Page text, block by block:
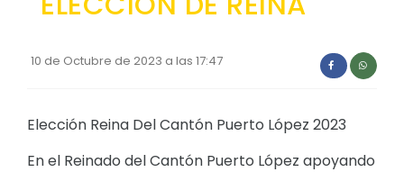
GESTIÓN ADMINISTRATIVA
Plan Operativo Anual - POA
Convenios Institucionales
10 de Octubre de 2023 a las 17:47
Elección Reina Del Cantón Puerto López 2023
En el Reinado del Cantón Puerto López apoyando